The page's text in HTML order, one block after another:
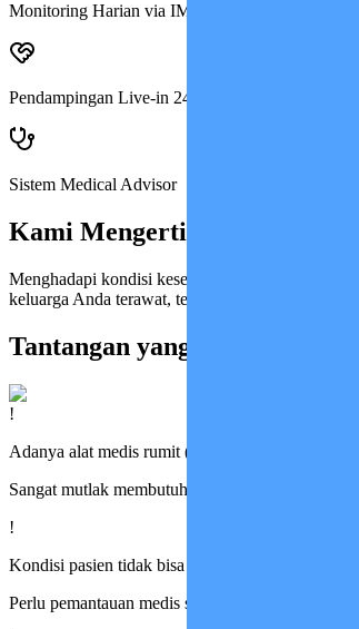
Monitoring Harian via IMCIS™
Pendampingan Live-in 24 Jam
Sistem Medical Advisor
Kami Mengerti Perasaan Anda
Menghadapi kondisi kesehatan orang terkasih
keluarga Anda terawat, terpantau, dan terjaga,
Tantangan yang Paling
!
Adanya alat medis rumit (seperti NGT, selang
Sangat mutlak membutuhkan perawat
!
Kondisi pasien tidak bisa ditebak dan rawan
Perlu pemantauan medis super ketat dan sistem